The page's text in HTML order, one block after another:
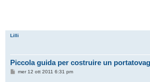
Lilli
Piccola guida per costruire un
Mmer 12 ott 2011 6:31 pm